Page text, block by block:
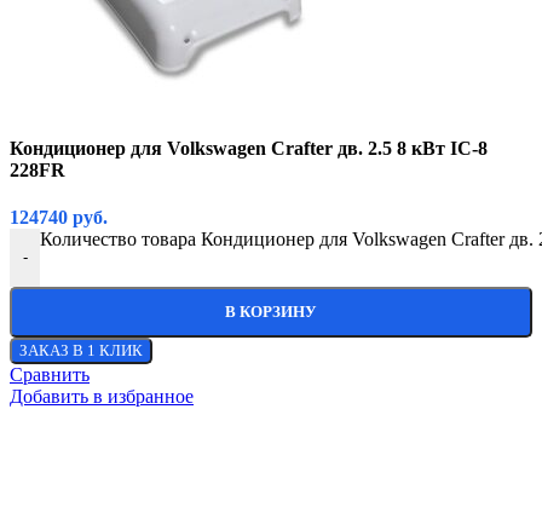
Кондиционер для Volkswagen Crafter дв. 2.5 8 кВт IC-8
228FR
124740 руб.
-
Количество товара Кондиционер для Volkswagen Crafter
В КОРЗИНУ
ЗАКАЗ В 1 КЛИК
Сравнить
Добавить в избранное